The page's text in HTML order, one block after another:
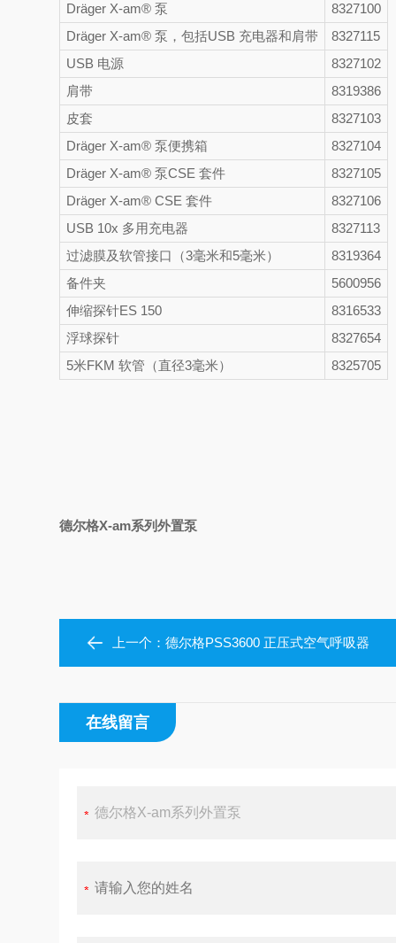
Dräger X-am® 泵
8327100
Dräger X-am® 泵，包括USB 充电器和肩带
8327115
USB 电源
8327102
肩带
8319386
皮套
8327103
Dräger X-am® 泵便携箱
8327104
Dräger X-am® 泵CSE 套件
8327105
Dräger X-am® CSE 套件
8327106
USB 10x 多用充电器
8327113
过滤膜及软管接口（3毫米和5毫米）
8319364
备件夹
5600956
伸缩探针ES 150
8316533
浮球探针
8327654
5米FKM 软管（直径3毫米）
8325705
德尔格X-am系列外置泵
上一个：德尔格PSS3600 正压式空气呼吸器
在线留言